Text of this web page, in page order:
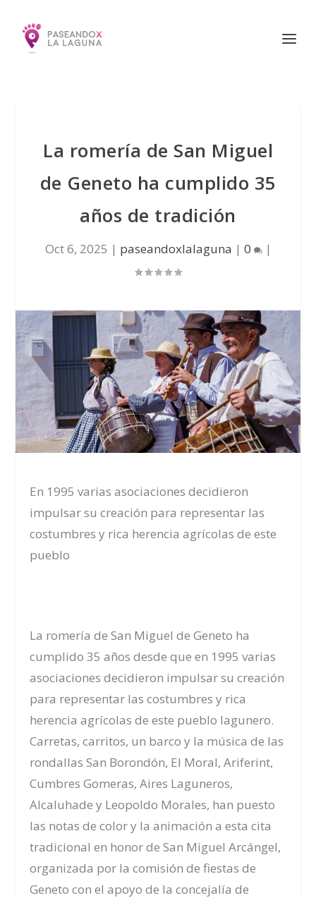
La romería de San Miguel
de Geneto ha cumplido 35
años de tradición
Oct 6, 2025 | paseandoxlalaguna | 0 |
En 1995 varias asociaciones decidieron
impulsar su creación para representar las
costumbres y rica herencia agrícolas de este
pueblo
La romería de San Miguel de Geneto ha
cumplido 35 años desde que en 1995 varias
asociaciones decidieron impulsar su creación
para representar las costumbres y rica
herencia agrícolas de este pueblo lagunero.
Carretas, carritos, un barco y la música de las
rondallas San Borondón, El Moral, Ariferint,
Cumbres Gomeras, Aires Laguneros,
Alcaluhade y Leopoldo Morales, han puesto
las notas de color y la animación a esta cita
tradicional en honor de San Miguel Arcángel,
organizada por la comisión de fiestas de
Geneto con el apoyo de la concejalía de